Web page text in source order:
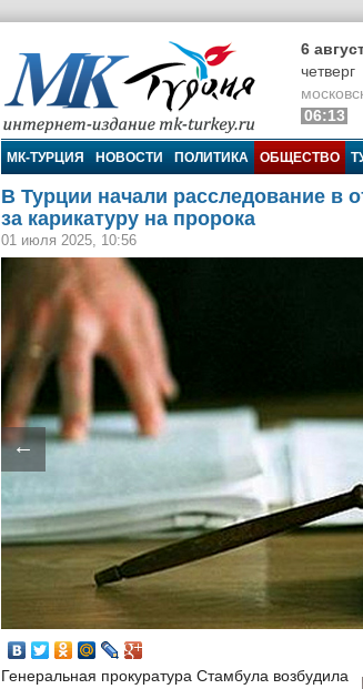
МК-Турция
6
четверг
06:13
МК-ТУРЦИЯ НОВОСТИ ПОЛИТИКА ОБЩЕСТВО
В Турции начали расследование в
за карикатуру на пророка
01 июля 2025, 10:56
←
Генеральная прокуратура Стамбула возбудила